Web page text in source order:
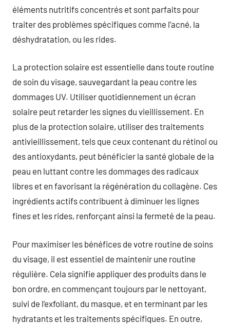
éléments nutritifs concentrés et sont parfaits pour
traiter des problèmes spécifiques comme l’acné, la
déshydratation, ou les rides.
La protection solaire est essentielle dans toute routine
de soin du visage, sauvegardant la peau contre les
dommages UV. Utiliser quotidiennement un écran
solaire peut retarder les signes du vieillissement. En
plus de la protection solaire, utiliser des traitements
antivieillissement, tels que ceux contenant du rétinol ou
des antioxydants, peut bénéficier la santé globale de la
peau en luttant contre les dommages des radicaux
libres et en favorisant la régénération du collagène. Ces
ingrédients actifs contribuent à diminuer les lignes
fines et les rides, renforçant ainsi la fermeté de la peau.
Pour maximiser les bénéfices de votre routine de soins
du visage, il est essentiel de maintenir une routine
régulière. Cela signifie appliquer des produits dans le
bon ordre, en commençant toujours par le nettoyant,
suivi de l’exfoliant, du masque, et en terminant par les
hydratants et les traitements spécifiques. En outre,